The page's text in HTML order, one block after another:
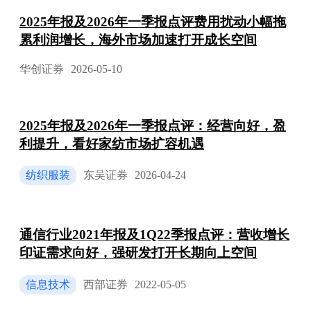
2025年报及2026年一季报点评费用扰动小幅拖
累利润增长，海外市场加速打开成长空间
华创证券 2026-05-10
2025年报及2026年一季报点评：经营向好，盈
利提升，看好家纺市场扩容机遇
纺织服装 东吴证券 2026-04-24
通信行业2021年报及1Q22季报点评：营收增长
印证需求向好，强研发打开长期向上空间
信息技术 西部证券 2022-05-05